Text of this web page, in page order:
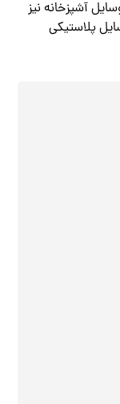
آشپزخانه نیز
پلاستیکی